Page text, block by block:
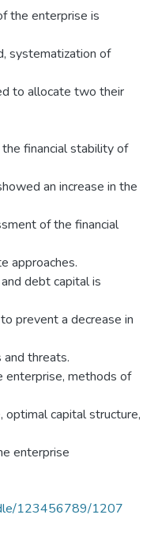
the enterprise is
systematization of
to allocate two their
financial stability of
an increase in the
of the financial
approaches.
debt capital is
prevent a decrease in
threats.
enterprise, methods of
capital structure,
enterprise
123456789/1207